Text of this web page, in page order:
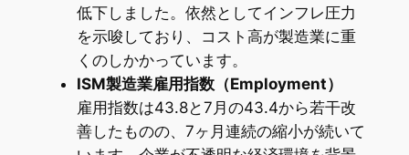
低下しました。依然としてインフレ圧力
を示唆しており、コスト高が製造業に重
くのしかかっています。
ISM製造業雇用指数（Employment）
雇用指数は43.8と7月の43.4から若干改
善したものの、7ヶ月連続の縮小が続いて